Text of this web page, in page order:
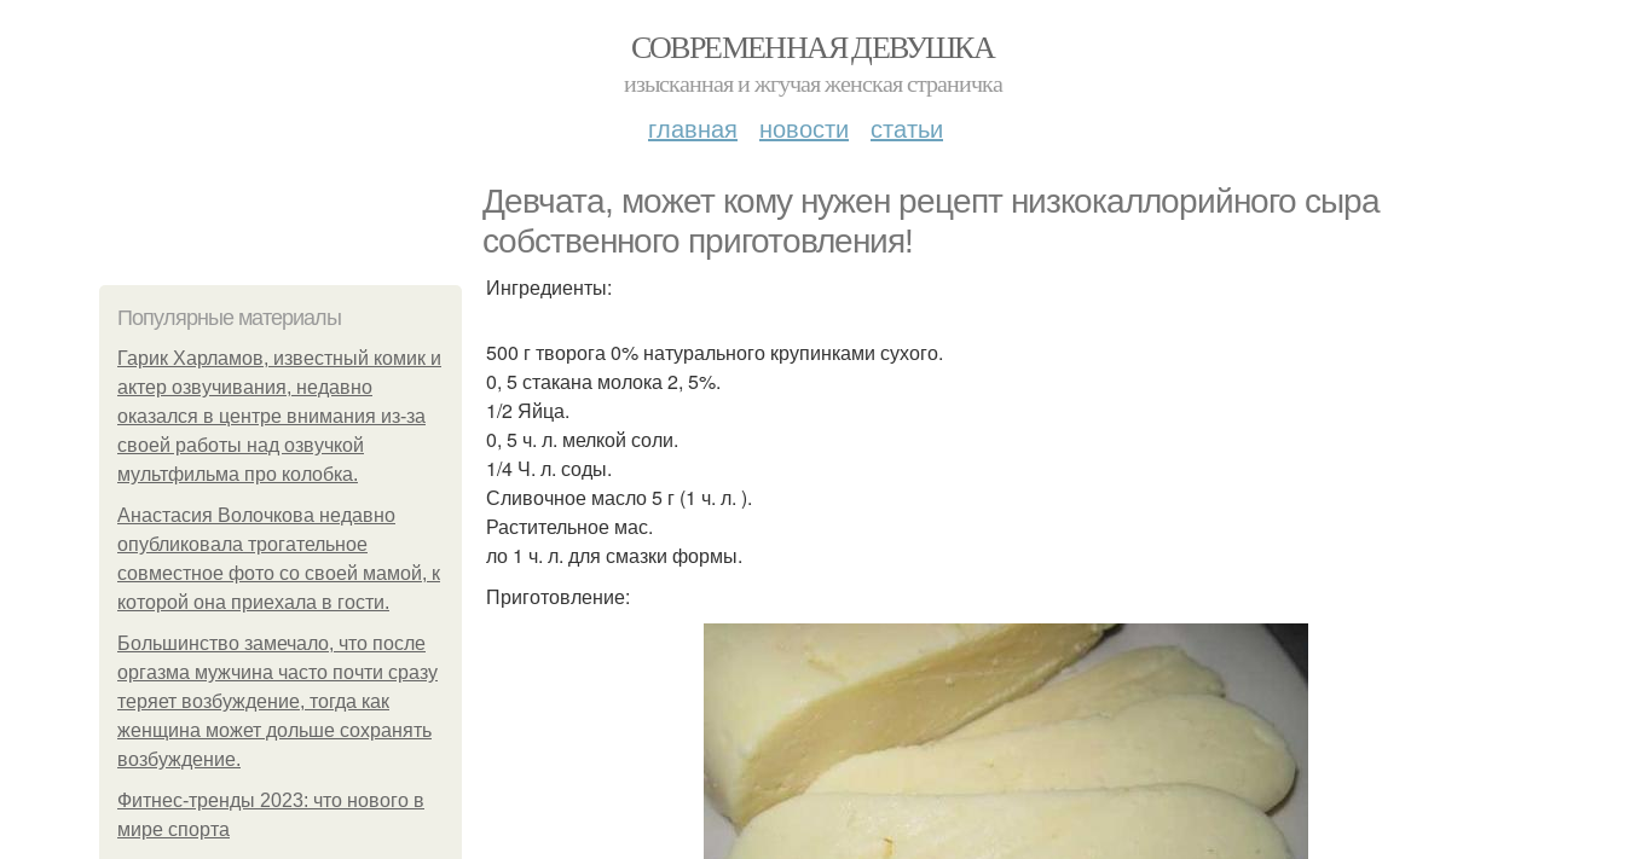
СОВРЕМЕННАЯ ДЕВУШКА
изысканная и жгучая женская страничка
главная новости статьи
Девчата, может кому нужен рецепт низкокаллорийного сыра
собственного приготовления!
Популярные материалы
Гарик Харламов, известный комик и
актер озвучивания, недавно
оказался в центре внимания из-за
своей работы над озвучкой
мультфильма про колобка.
Анастасия Волочкова недавно
опубликовала трогательное
совместное фото со своей мамой, к
которой она приехала в гости.
Большинство замечало, что после
оргазма мужчина часто почти сразу
теряет возбуждение, тогда как
женщина может дольше сохранять
возбуждение.
Фитнес-тренды 2023: что нового в
мире спорта
Ингредиенты:
500 г творога 0% натурального крупинками сухого.
0, 5 стакана молока 2, 5%.
1/2 Яйца.
0, 5 ч. л. мелкой соли.
1/4 Ч. л. соды.
Сливочное масло 5 г (1 ч. л. ).
Растительное мас.
ло 1 ч. л. для смазки формы.
Приготовление: